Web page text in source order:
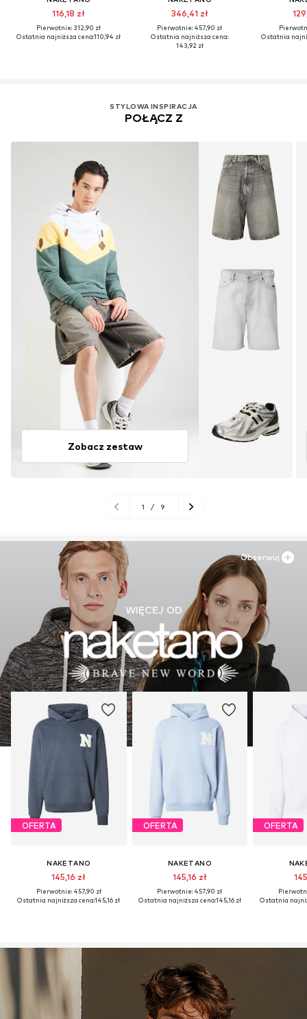
116,18 zł
Pierwotnie: 312,90 zł
Ostatnia najniższa cena:110,94 zł
346,41 zł
Pierwotnie: 457,90 zł
Ostatnia najniższa cena:
143,92 zł
Ostatnia
STYLOWA INSPIRACJA
POŁĄCZ Z
Zobacz zestaw
1 / 9
WIĘCEJ OD
OFERTA
NAKETANO
145,16 zł
Pierwotnie: 457,90 zł
Ostatnia najniższa cena:145,16 zł
OFERTA
NAKETANO
145,16 zł
Pierwotnie: 457,90 zł
Ostatnia najniższa cena:145,16 zł
OFERTA
Ostatnia
Obserwuj